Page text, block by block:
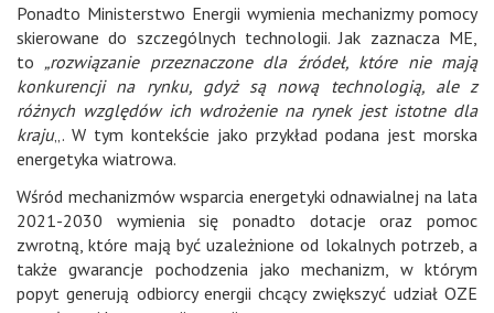
Ponadto Ministerstwo Energii wymienia mechanizmy pomocy
skierowane do szczególnych technologii. Jak zaznacza ME,
to „rozwiązanie przeznaczone dla źródeł, które nie mają
konkurencji na rynku, gdyż są nową technologią, ale z
różnych względów ich wdrożenie na rynek jest istotne dla
kraju„. W tym kontekście jako przykład podana jest morska
energetyka wiatrowa.
Wśród mechanizmów wsparcia energetyki odnawialnej na lata
2021-2030 wymienia się ponadto dotacje oraz pomoc
zwrotną, które mają być uzależnione od lokalnych potrzeb, a
także gwarancje pochodzenia jako mechanizm, w którym
popyt generują odbiorcy energii chcący zwiększyć udział OZE